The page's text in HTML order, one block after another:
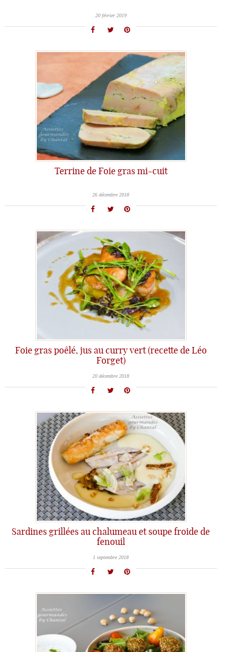
20 février 2019
Terrine de Foie gras mi-cuit
26 décembre 2018
Foie gras poêlé, jus au curry vert (recette de Léo
Forget)
20 décembre 2018
Sardines grillées au chalumeau et soupe froide de
fenouil
1 septembre 2018